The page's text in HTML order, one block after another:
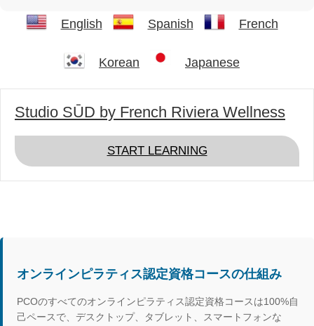
English Spanish French
Korean Japanese
Studio SŪD by French Riviera Wellness
START LEARNINGABOUT STUDIO
オンラインピラティス認定資格コースの仕組み
PCOのすべてのオンラインピラティス認定資格コースは100%自
己ペースで、デスクトップ、タブレット、スマートフォンな